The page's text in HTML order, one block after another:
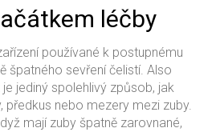
léčby
používané k postupnému
špatného sevření čelistí. Also
je jediný spolehlivý způsob, jak
předkus nebo mezery mezi zuby.
mají zuby špatně zarovnané,